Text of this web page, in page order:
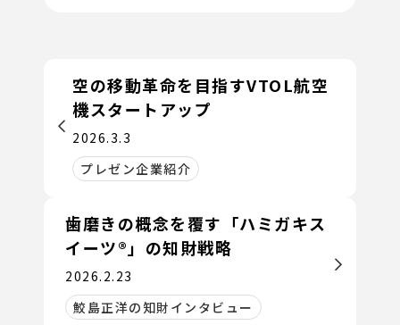
空の移動革命を目指すVTOL航空
機スタートアップ
2026.3.3
プレゼン企業紹介
歯磨きの概念を覆す「ハミガキス
イーツ®」の知財戦略
2026.2.23
鮫島正洋の知財インタビュー